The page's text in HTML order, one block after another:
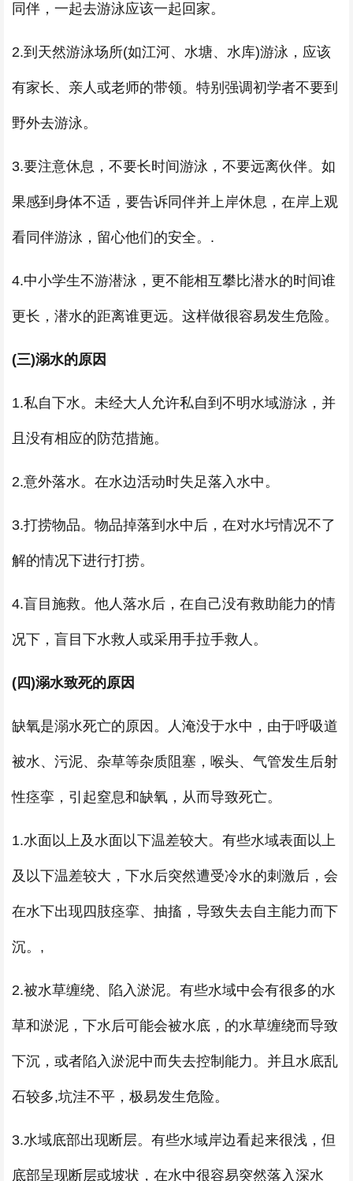
同伴，一起去游泳应该一起回家。
2.到天然游泳场所(如江河、水塘、水库)游泳，应该
有家长、亲人或老师的带领。特别强调初学者不要到
野外去游泳。
3.要注意休息，不要长时间游泳，不要远离伙伴。如
果感到身体不适，要告诉同伴并上岸休息，在岸上观
看同伴游泳，留心他们的安全。.
4.中小学生不游潜泳，更不能相互攀比潜水的时间谁
更长，潜水的距离谁更远。这样做很容易发生危险。
(三)溺水的原因
1.私自下水。未经大人允许私自到不明水域游泳，并
且没有相应的防范措施。
2.意外落水。在水边活动时失足落入水中。
3.打捞物品。物品掉落到水中后，在对水圬情况不了
解的情况下进行打捞。
4.盲目施救。他人落水后，在自己没有救助能力的情
况下，盲目下水救人或采用手拉手救人。
(四)溺水致死的原因
缺氧是溺水死亡的原因。人淹没于水中，由于呼吸道
被水、污泥、杂草等杂质阻塞，喉头、气管发生后射
性痉挛，引起窒息和缺氧，从而导致死亡。
1.水面以上及水面以下温差较大。有些水域表面以上
及以下温差较大，下水后突然遭受冷水的刺激后，会
在水下出现四肢痉挛、抽搐，导致失去自主能力而下
沉。,
2.被水草缠绕、陷入淤泥。有些水域中会有很多的水
草和淤泥，下水后可能会被水底，的水草缠绕而导致
下沉，或者陷入淤泥中而失去控制能力。并且水底乱
石较多,坑洼不平，极易发生危险。
3.水域底部出现断层。有些水域岸边看起来很浅，但
底部呈现断层或坡状，在水中很容易突然落入深水